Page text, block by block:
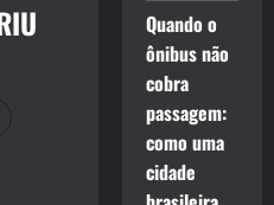
Quando o
ônibus não
cobra
passagem:
como uma
cidade